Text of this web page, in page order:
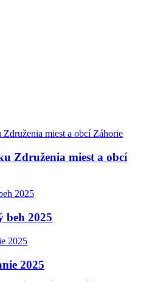
Združenia miest a obcí
beh 2025
2025